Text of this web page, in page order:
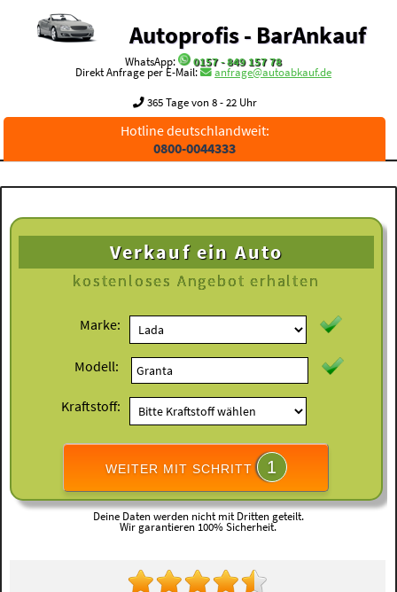
Autoprofis - BarAnkauf
WhatsApp:
0157 - 849 157 78
Direkt Anfrage per E-Mail:
anfrage@autoabkauf.de
365 Tage von 8 - 22 Uhr
Hotline deutschlandweit:
0800-0044333
Verkauf ein Auto
kostenloses Angebot erhalten
Marke:
Modell:
Kraftstoff:
WEITER MIT SCHRITT 1
Deine Daten werden nicht mit Dritten geteilt.
Wir garantieren 100% Sicherheit.